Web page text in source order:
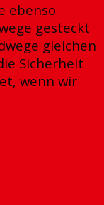
ebenso
gesteckt
gleichen
Sicherheit
wenn wir